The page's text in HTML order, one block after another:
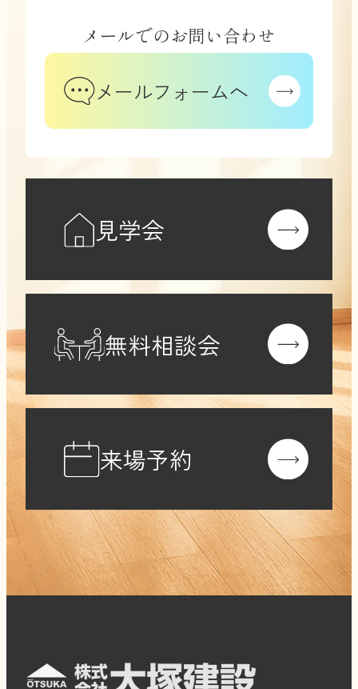
名・住所・電話番号等の情報、または
の目的で利用する場合があります。
当社の商品・サービスのご案内（ダ
これらの情報は、適法に収集・提供し
たものであり、当社はその範囲内で利
当社は、法令に定められる場合を除
き、取得した個人情報を第三者に提供
することはありません。ただし、業務
等）に対して、業務遂行上必要な範囲
において個人情報を提供する場合があ
を締結し、適切な管理を義務づけま
5.個人情報の安全管理
理的な措置を講じます。
メールでのお問い合わせ
メールフォームへ
見学会
無料相談会
来場予約